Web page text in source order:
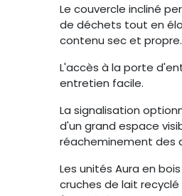
Le couvercle incliné
de déchets tout en
contenu sec et propre.
L'accès à la porte
entretien facile.
La signalisation
d'un grand espace
réacheminement des
Les unités Aura en
cruches de lait